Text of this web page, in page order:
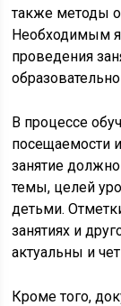
также методы
Необходимым
проведения
В процессе
посещаемости
занятие
темы, целей
детьми.
занятиях и
актуальны и
Кроме того,